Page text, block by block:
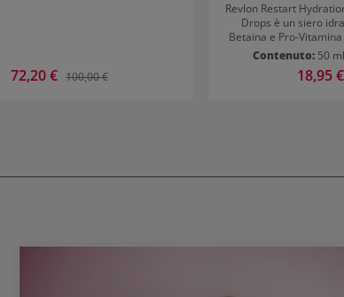
Prezzo di vendita:
72,20 € Prezzo normale:
100,00 €
Revlon Restart
Drops è un siero
Betaina e Pro-
chi ha capelli crespi e
duratura contro
lucentezza e
Contenuto: 50 ml
Prezzo
18,95 €